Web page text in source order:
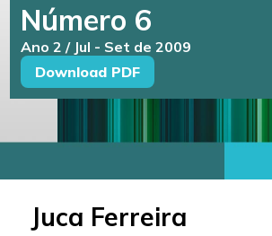
Número 6
Ano 2 / Jul - Set de 2009
Download PDF
Juca Ferreira